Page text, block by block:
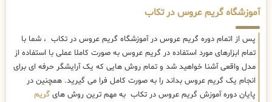
آموزشگاه گریم عروس در تکاب
پس از اتمام دوره گریم عروس در آموزشگاه گریم عروس در تکاب ، شما با
تمام ابزارهای مورد استفاده در گریم عروس به صورت کاملا عملی با استفاده از
مدل واقعی آشنا خواهید شد و تمام روش هایی که یک آرایشگر حرفه ای برای
انجام یک گریم عروس بداند را به صورت کامل فرا می گیرید. همچنین در
پایان دوره آموزش گریم عروس در تکاب به مهم ترین روش های گریم